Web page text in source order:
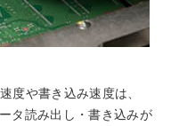
度や書き込み速度は、
タ読み出し・書き込みが